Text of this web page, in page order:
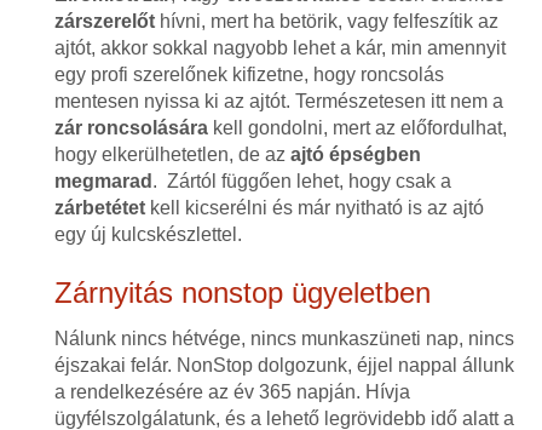
zárszerelőthívni, mert ha betörik, vagy felfeszítik az
ajtót, akkor sokkal nagyobb lehet a kár, min amennyit
egy profi szerelőnek kifizetne, hogy roncsolás
mentesen nyissa ki az ajtót. Természetesen itt nem a
zár roncsolásárakell gondolni, mert az előfordulhat,
hogy elkerülhetetlen, de az ajtó épségben
megmarad . Zártól függően lehet, hogy csak a
zárbetétetkell kicserélni és már nyitható is az ajtó
egy új kulcskészlettel.
Zárnyitás nonstop ügyeletben
Nálunk nincs hétvége, nincs munkaszüneti nap, nincs
éjszakai felár. NonStop dolgozunk, éjjel nappal állunk
a rendelkezésére az év 365 napján. Hívja
ügyfélszolgálatunk, és a lehető legrövidebb idő alatt a